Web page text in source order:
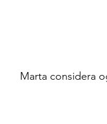
Marta considera